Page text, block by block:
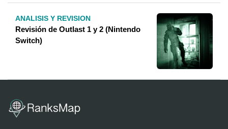
ANALISIS Y REVISION
Revisión de Outlast 1 y 2 (Nintendo
Switch)